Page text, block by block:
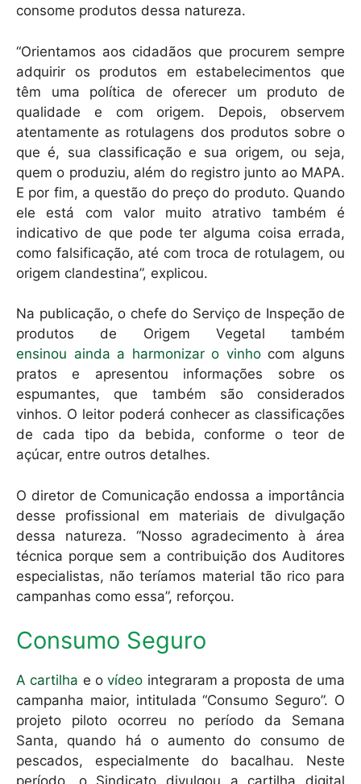
consome produtos dessa natureza.
“Orientamos aos cidadãos que procurem sempre
adquirir os produtos em estabelecimentos que
têm uma política de oferecer um produto de
qualidade e com origem. Depois, observem
atentamente as rotulagens dos produtos sobre o
que é, sua classificação e sua origem, ou seja,
quem o produziu, além do registro junto ao MAPA.
E por fim, a questão do preço do produto. Quando
ele está com valor muito atrativo também é
indicativo de que pode ter alguma coisa errada,
como falsificação, até com troca de rotulagem, ou
origem clandestina”, explicou.
Na publicação, o chefe do Serviço de Inspeção de
produtos de Origem Vegetal também
ensinou ainda a harmonizar o vinhocom alguns
pratos e apresentou informações sobre os
espumantes, que também são considerados
vinhos. O leitor poderá conhecer as classificações
de cada tipo da bebida, conforme o teor de
açúcar, entre outros detalhes.
O diretor de Comunicação endossa a importância
desse profissional em materiais de divulgação
dessa natureza. “Nosso agradecimento à área
técnica porque sem a contribuição dos Auditores
especialistas, não teríamos material tão rico para
campanhas como essa”, reforçou.
Consumo Seguro
A cartilha e ovídeo integraram a proposta de uma
campanha maior, intitulada “Consumo Seguro”. O
projeto piloto ocorreu no período da Semana
Santa, quando há o aumento do consumo de
pescados, especialmente do bacalhau. Neste